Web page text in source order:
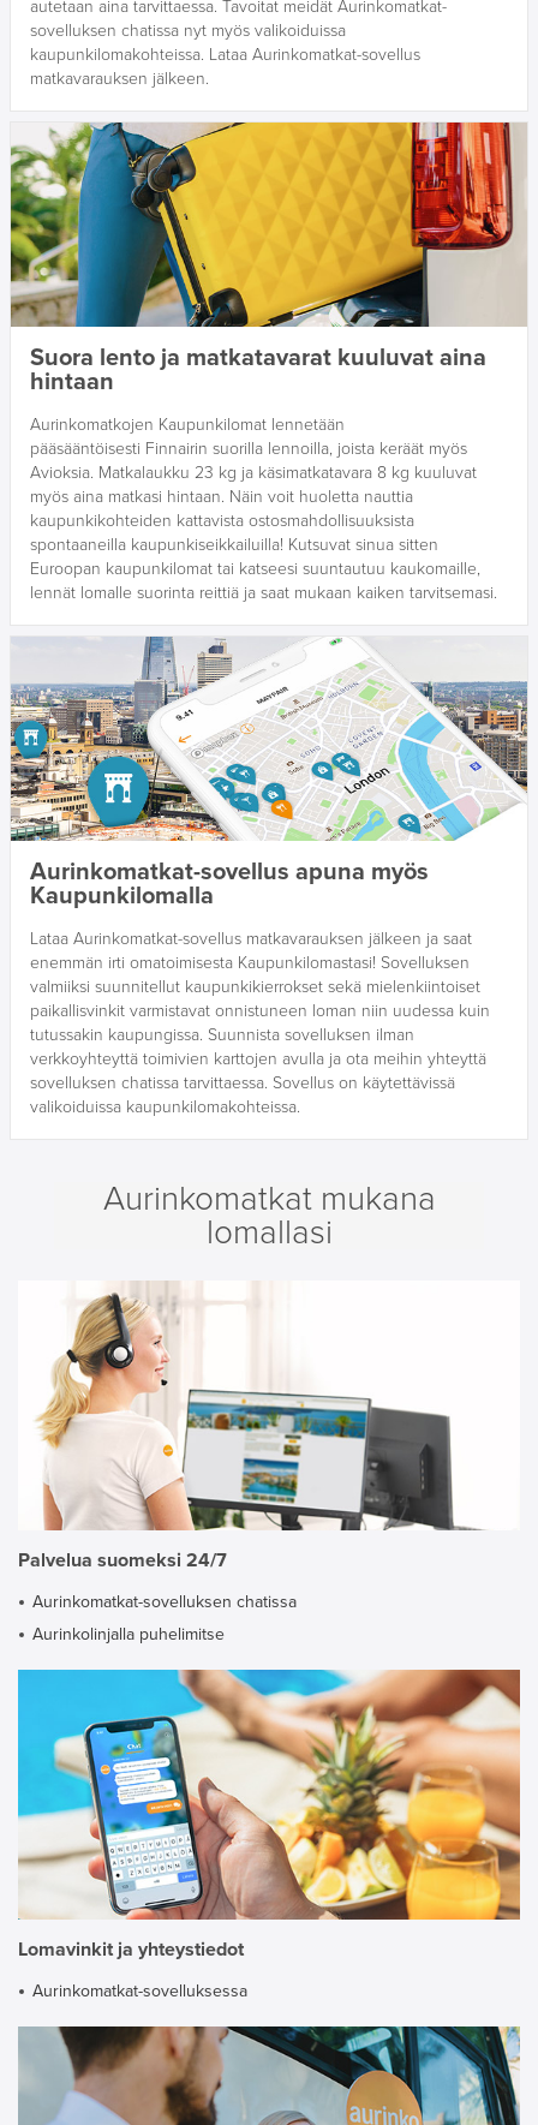
autetaan aina tarvittaessa. Tavoitat meidät Aurinkomatkat-
sovelluksen chatissa nyt myös valikoiduissa
kaupunkilomakohteissa. Lataa Aurinkomatkat-sovellus
matkavarauksen jälkeen.
Suora lento ja matkatavarat kuuluvat aina
hintaan
Aurinkomatkojen Kaupunkilomat lennetään
pääsääntöisesti Finnairin suorilla lennoilla, joista keräät myös
Avioksia. Matkalaukku 23 kg ja käsimatkatavara 8 kg kuuluvat
myös aina matkasi hintaan. Näin voit huoletta nauttia
kaupunkikohteiden kattavista ostosmahdollisuuksista
spontaaneilla kaupunkiseikkailuilla! Kutsuvat sinua sitten
Euroopan kaupunkilomat tai katseesi suuntautuu kaukomaille,
lennät lomalle suorinta reittiä ja saat mukaan kaiken tarvitsemasi.
Aurinkomatkat-sovellus apuna myös
Kaupunkilomalla
Lataa Aurinkomatkat-sovellus matkavarauksen jälkeen ja saat
enemmän irti omatoimisesta Kaupunkilomastasi! Sovelluksen
valmiiksi suunnitellut kaupunkikierrokset sekä mielenkiintoiset
paikallisvinkit varmistavat onnistuneen loman niin uudessa kuin
tutussakin kaupungissa. Suunnista sovelluksen ilman
verkkoyhteyttä toimivien karttojen avulla ja ota meihin yhteyttä
sovelluksen chatissa tarvittaessa. Sovellus on käytettävissä
valikoiduissa kaupunkilomakohteissa.
Aurinkomatkat mukana
lomallasi
Palvelua suomeksi 24/7
Aurinkomatkat-sovelluksen chatissa
Aurinkolinjalla puhelimitse
Lomavinkit ja yhteystiedot
Aurinkomatkat-sovelluksessa